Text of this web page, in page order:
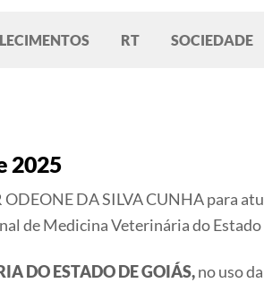
RT SOCIEDADE
2025
DA SILVA CUNHA para
de Medicina Veterinária do Estado
DO ESTADO DE GOIÁS,no uso